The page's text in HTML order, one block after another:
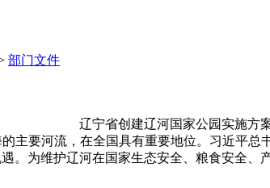
部门文件
辽宁省创建辽河国家公园实施方
主要河流，在全国具有重要地位。习近平
。为维护辽河在国家生态安全、粮食安全